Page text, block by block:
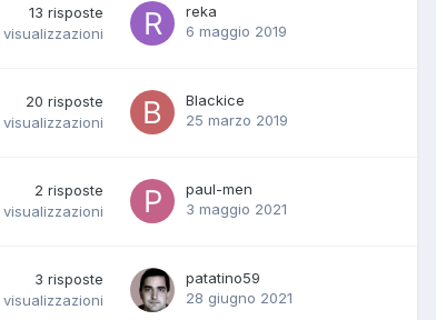
13 risposte
visualizzazioni
reka
6 maggio 2019
20 risposte
visualizzazioni
Blackice
25 marzo 2019
2 risposte
visualizzazioni
paul-men
3 maggio 2021
3 risposte
visualizzazioni
patatino59
28 giugno 2021